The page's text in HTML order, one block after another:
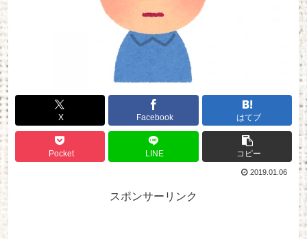
X Facebook はてブ
Pocket LINE コピー
2019.01.06
スポンサーリンク